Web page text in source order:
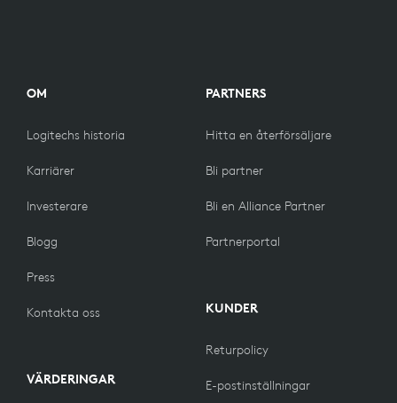
OM
Logitechs historia
Karriärer
Investerare
Blogg
Press
Kontakta oss
VÄRDERINGAR
PARTNERS
Hitta en återförsäljare
Bli partner
Bli en Alliance Partner
Partnerportal
KUNDER
Returpolicy
E-postinställningar